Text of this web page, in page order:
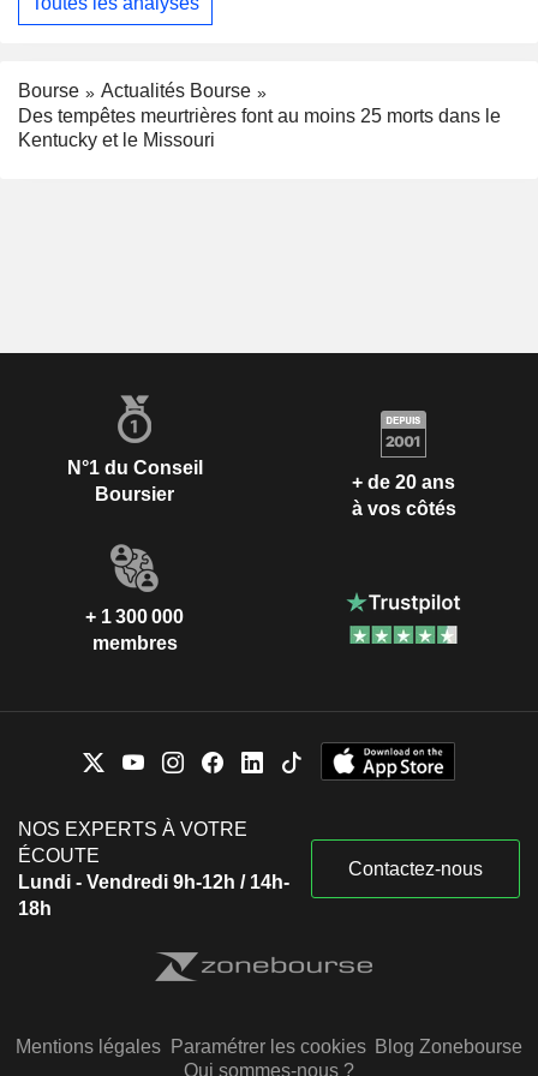
Bourse
Actualités Bourse
Des tempêtes meurtrières font au moins 25 morts dans le
Kentucky et le Missouri
N°1 du Conseil
Boursier
+ de 20 ans
à vos côtés
+ 1 300 000
membres
NOS EXPERTS À VOTRE
ÉCOUTE
Lundi - Vendredi 9h-12h / 14h-
18h
Contactez-nous
Mentions légales Paramétrer les cookies Blog Zonebourse
Qui sommes-nous ?